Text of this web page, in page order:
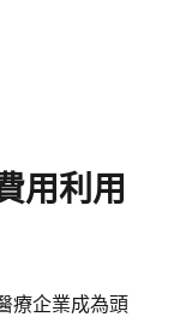
用利用
療企業成為頭